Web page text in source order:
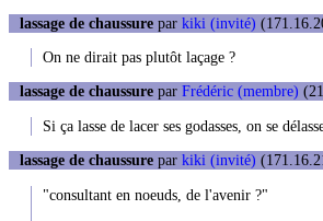
lassage de chaussure par kiki (invité)
On ne dirait pas plutôt laçage ?
lassage de chaussure par Frédéric (membre)
Si ça lasse de lacer ses godasses, on se
lassage de chaussure par kiki (invité)
"consultant en noeuds, de l'avenir ?"